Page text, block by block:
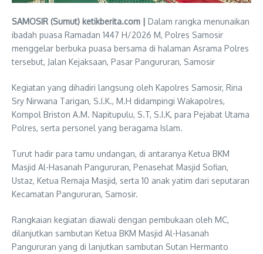
SAMOSIR (Sumut) ketikberita.com | Dalam rangka menunaikan
ibadah puasa Ramadan 1447 H/2026 M, Polres Samosir
menggelar berbuka puasa bersama di halaman Asrama Polres
tersebut, Jalan Kejaksaan, Pasar Pangururan, Samosir
Kegiatan yang dihadiri langsung oleh Kapolres Samosir, Rina
Sry Nirwana Tarigan, S.I.K., M.H didampingi Wakapolres,
Kompol Briston A.M. Napitupulu, S.T, S.I.K, para Pejabat Utama
Polres, serta personel yang beragama Islam.
Turut hadir para tamu undangan, di antaranya Ketua BKM
Masjid Al-Hasanah Pangururan, Penasehat Masjid Sofian,
Ustaz, Ketua Remaja Masjid, serta 10 anak yatim dari seputaran
Kecamatan Pangururan, Samosir.
Rangkaian kegiatan diawali dengan pembukaan oleh MC,
dilanjutkan sambutan Ketua BKM Masjid Al-Hasanah
Pangururan yang di lanjutkan sambutan Sutan Hermanto